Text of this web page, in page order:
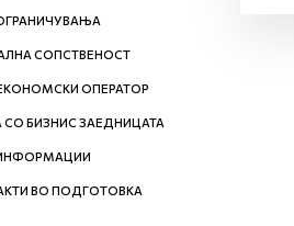
СОПСТВЕНОСТ
ОПЕРАТОР
СО БИЗНИС ЗАЕДНИЦАТА
ВО ПОДГОТОВКА